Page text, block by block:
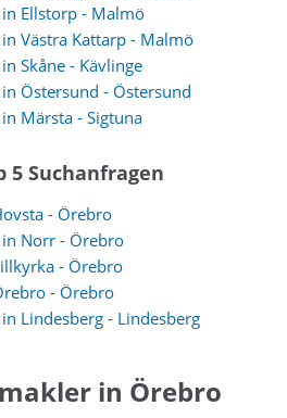
Ellstorp - Malmö
Västra Kattarp - Malmö
Skåne - Kävlinge
Östersund - Östersund
Märsta - Sigtuna
5 Suchanfragen
- Örebro
Norr - Örebro
- Örebro
- Örebro
Lindesberg - Lindesberg
in Örebro